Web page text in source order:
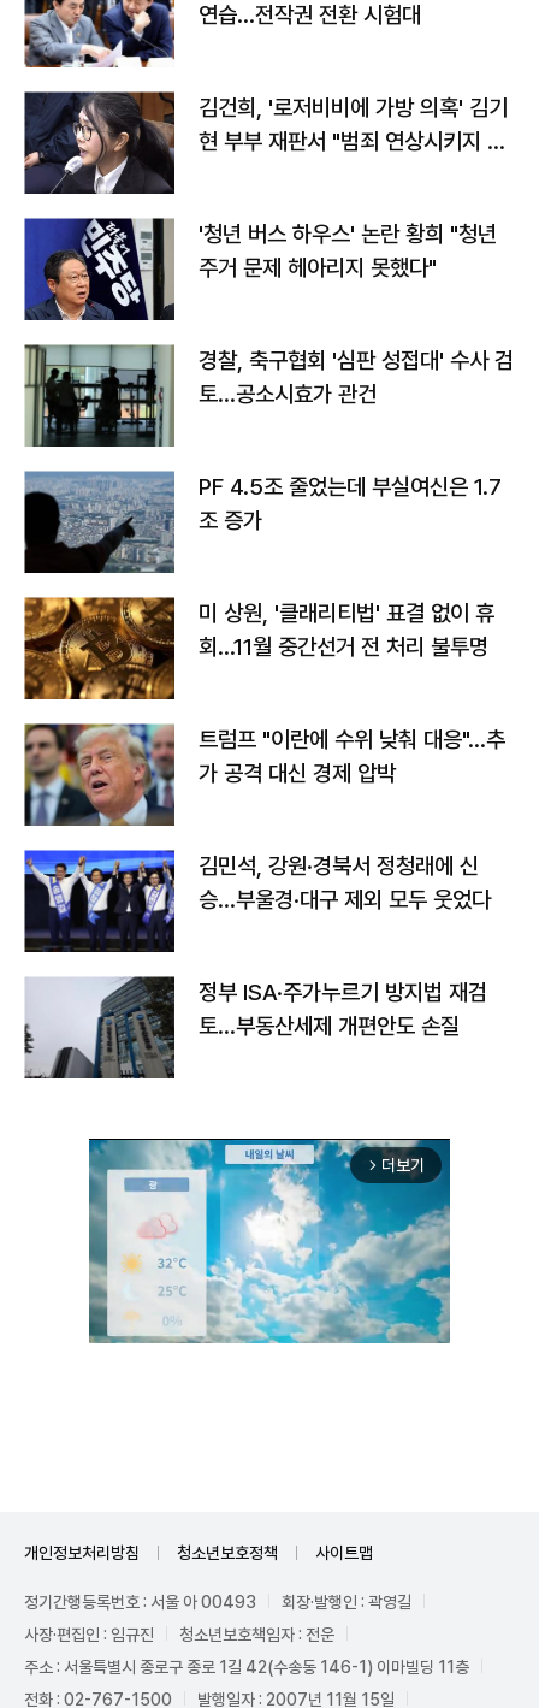
연습…전작권 전환 시험대
김건희, '로저비비에 가방 의혹' 김기
현 부부 재판서 "범죄 연상시키지 말
'청년 버스 하우스' 논란 황희 "청년
주거 문제 헤아리지 못했다"
경찰, 축구협회 '심판 성접대' 수사 검
토…공소시효가 관건
PF 4.5조 줄었는데 부실여신은 1.7
조 증가
미 상원, '클래리티법' 표결 없이 휴
회…11월 중간선거 전 처리 불투명
트럼프 "이란에 수위 낮춰 대응"…추
가 공격 대신 경제 압박
김민석, 강원·경북서 정청래에 신
승…부울경·대구 제외 모두 웃었다
정부 ISA·주가누르기 방지법 재검
토…부동산세제 개편안도 손질
arrow_forward_ios 더보기
개인정보처리방침 청소년보호정책 사이트맵
정기간행등록번호 : 서울 아 00493
회장·발행인 : 곽영길
사장·편집인 : 임규진
청소년보호책임자 : 전운
주소 : 서울특별시 종로구 종로 1길 42(수송동 146-1) 이마빌딩 11층
전화 : 02-767-1500
발행일자 : 2007년 11월 15일